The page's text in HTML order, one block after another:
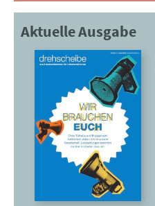
Aktuelle Ausgabe